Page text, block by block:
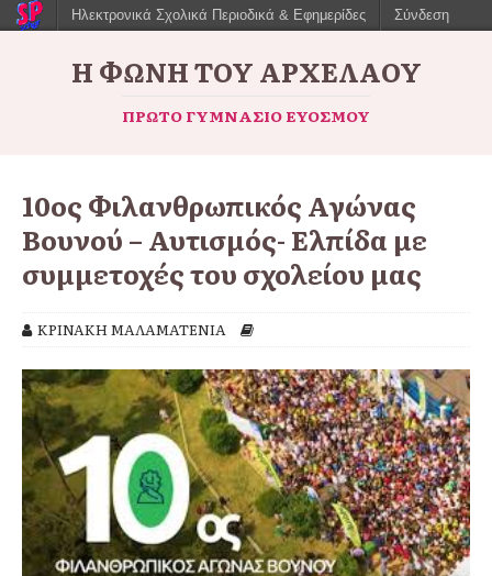
Η ΦΩΝΉ ΤΟΥ ΑΡΧΈΛΑΟΥ
ΠΡΏΤΟ ΓΥΜΝΆΣΙΟ ΕΥΌΣΜΟΥ
10ος Φιλανθρωπικός Αγώνας
Βουνού – Αυτισμός- Ελπίδα με
συμμετοχές του σχολείου μας
ΚΡΙΝΑΚΗ ΜΑΛΑΜΑΤΕΝΙΑ
Ηλεκτρονικά Σχολικά Περιοδικά & Εφημερίδες Σύνδεση